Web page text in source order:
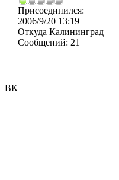
ВК
Присоединился:
2006/9/20 13:19
Откуда Калининград
Сообщений: 21